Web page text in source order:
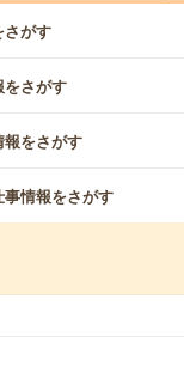
さがす
さがす
をさがす
事情報をさがす